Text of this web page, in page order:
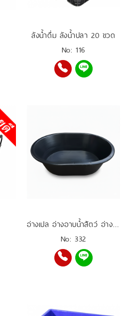
ลังน้ำดื่ม ลังน้ำปลา 20 ขวด
No: 116
อ่างเปล อ่างอาบน้ำสัตว์ อ่างเลี้ยงปลา อ่างผสมปูน 200 ลิตร
No: 332